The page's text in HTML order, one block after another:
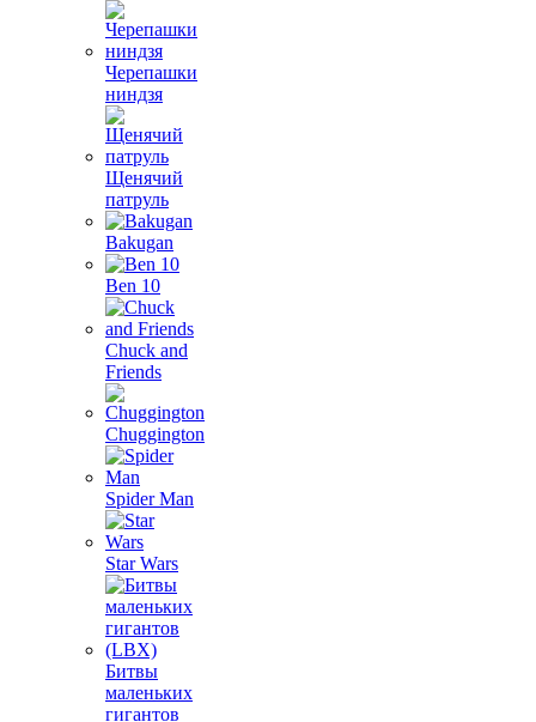
Черепашки
ниндзя
Щенячий
патруль
Bakugan
Ben 10
Chuck and
Friends
Chuggington
Spider Man
Star Wars
Битвы
маленьких
гигантов